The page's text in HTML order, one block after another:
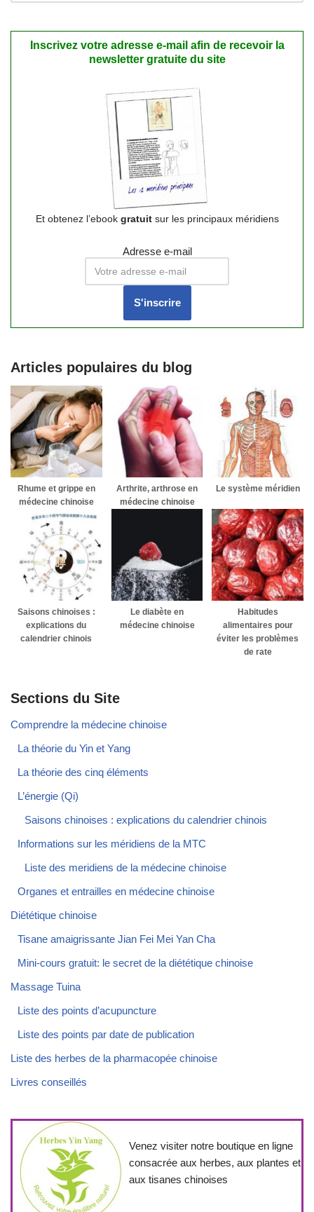
Inscrivez votre adresse e-mail afin de recevoir la
newsletter gratuite du site
Et obtenez l’ebook gratuitsur les principaux méridiens
Adresse e-mail
Articles populaires du blog
Rhume et grippe en
médecine chinoise
Arthrite, arthrose en
médecine chinoise
Le système méridien
Saisons chinoises :
explications du
calendrier chinois
Le diabète en
médecine chinoise
Habitudes
alimentaires pour
éviter les problèmes
de rate
Sections du Site
Comprendre la médecine chinoise
La théorie du Yin et Yang
La théorie des cinq éléments
L’énergie (Qi)
Saisons chinoises : explications du calendrier chinois
Informations sur les méridiens de la MTC
Liste des meridiens de la médecine chinoise
Organes et entrailles en médecine chinoise
Diététique chinoise
Tisane amaigrissante Jian Fei Mei Yan Cha
Mini-cours gratuit: le secret de la diététique chinoise
Massage Tuina
Liste des points d’acupuncture
Liste des points par date de publication
Liste des herbes de la pharmacopée chinoise
Livres conseillés
Venez visiter notre boutique en ligne
consacrée aux herbes, aux plantes et
aux tisanes chinoises